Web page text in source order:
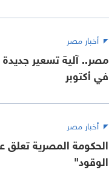
أخبار مصر
مصر.. آلية تسعير جديدة
في أكتوبر
أخبار مصر
الحكومة المصرية تعلق
الوقود"